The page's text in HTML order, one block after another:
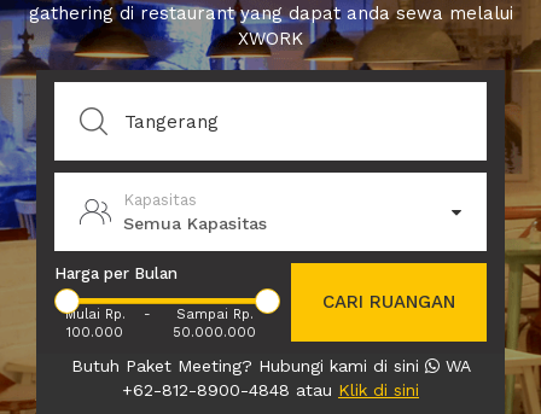
gathering di restaurant yang dapat anda sewa melalui
XWORK
Kapasitas
Semua Kapasitas
Harga per Bulan
Mulai Rp.
100.000
-
Sampai Rp.
50.000.000
CARI RUANGAN
Butuh Paket Meeting? Hubungi kami di sini
WA
+62-812-8900-4848 atau Klik di sini